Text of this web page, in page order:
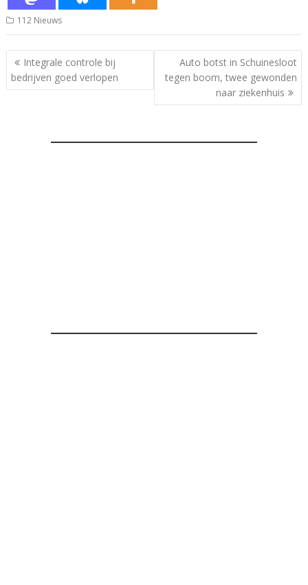
112 Nieuws
Bericht
navigatie
Integrale controle bij
bedrijven goed verlopen
Auto botst in Schuinesloot
tegen boom, twee gewonden
naar ziekenhuis